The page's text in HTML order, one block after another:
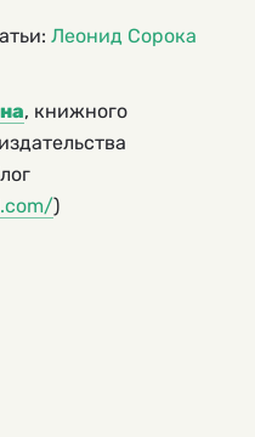
Леонид Сорока
, книжного
)